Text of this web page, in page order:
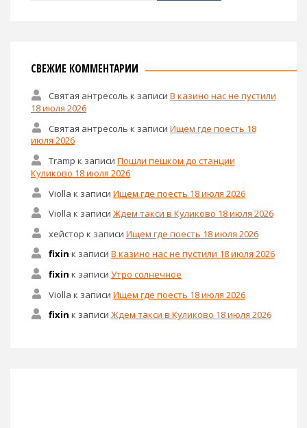
СВЕЖИЕ КОММЕНТАРИИ
Святая антресоль к записи В казино нас не пустили
18 июля 2026
Святая антресоль к записи Ищем где поесть 18
июля 2026
Tramp к записи Пошли пешком до станции
Куликово 18 июля 2026
Violla к записи Ищем где поесть 18 июля 2026
Violla к записи Ждем такси в Куликово 18 июля 2026
хейстор к записи Ищем где поесть 18 июля 2026
fixin к записи В казино нас не пустили 18 июля 2026
fixin к записи Утро солнечное
Violla к записи Ищем где поесть 18 июля 2026
fixin к записи Ждем такси в Куликово 18 июля 2026